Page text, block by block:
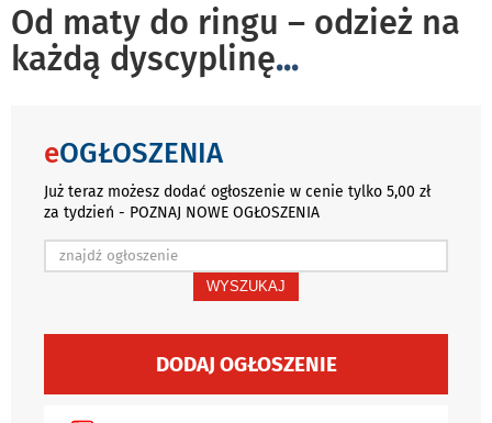
Od maty do ringu – odzież na
każdą dyscyplinę...
eOGŁOSZENIA
Już teraz możesz dodać ogłoszenie w cenie tylko 5,00 zł
za tydzień - POZNAJ NOWE OGŁOSZENIA
WYSZUKAJ
DODAJ OGŁOSZENIE